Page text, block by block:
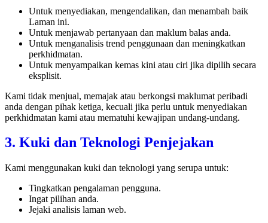
Untuk menyediakan, mengendalikan, dan menambah baik
Laman ini.
Untuk menjawab pertanyaan dan maklum balas anda.
Untuk menganalisis trend penggunaan dan meningkatkan
perkhidmatan.
Untuk menyampaikan kemas kini atau ciri jika dipilih secara
eksplisit.
Kami tidak menjual, memajak atau berkongsi maklumat peribadi
anda dengan pihak ketiga, kecuali jika perlu untuk menyediakan
perkhidmatan kami atau mematuhi kewajipan undang-undang.
3. Kuki dan Teknologi Penjejakan
Kami menggunakan kuki dan teknologi yang serupa untuk:
Tingkatkan pengalaman pengguna.
Ingat pilihan anda.
Jejaki analisis laman web.